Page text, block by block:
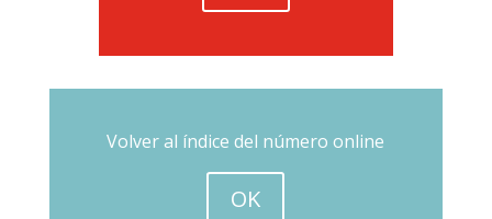
Volver al índice del número online
OK